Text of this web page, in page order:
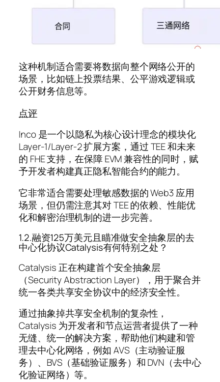
这种机制适合需要将数据向整个网络公开的
场景，比如链上投票结果、公平游戏逻辑或
公开财务信息等。
点评
Inco 是一个以隐私为核心设计理念的模块化
Layer-1/Layer-2 扩展方案，通过 TEE 和未来
的 FHE 支持，在保障 EVM 兼容性的同时，赋
予开发者构建真正隐私智能合约的能力。
它非常适合需要处理敏感数据的 Web3 应用
场景，但仍需注意其对 TEE 的依赖、性能优
化和解密治理机制的进一步完善。
1.2.融资125万美元且瞄准做安全抽象层的去
中心化协议Catalysis有何特别之处？
Catalysis 正在构建首个安全抽象层
（Security Abstraction Layer），用于聚合并
统一各类共享安全协议中的经济安全性。
通过抽象掉共享安全机制的复杂性，
Catalysis 为开发者和节点运营者提供了一种
无缝、统一的解决方案，帮助他们构建和管
理去中心化网络，例如 AVS（主动验证服
务）、BVS（基础验证服务）和 DVN（去中心
化验证网络）等。